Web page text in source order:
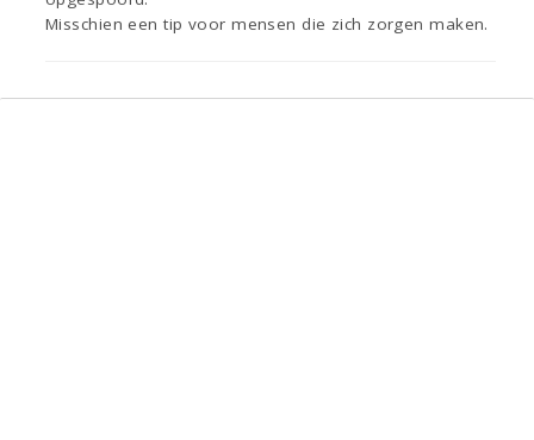
Misschien een tip voor mensen die zich zorgen maken.